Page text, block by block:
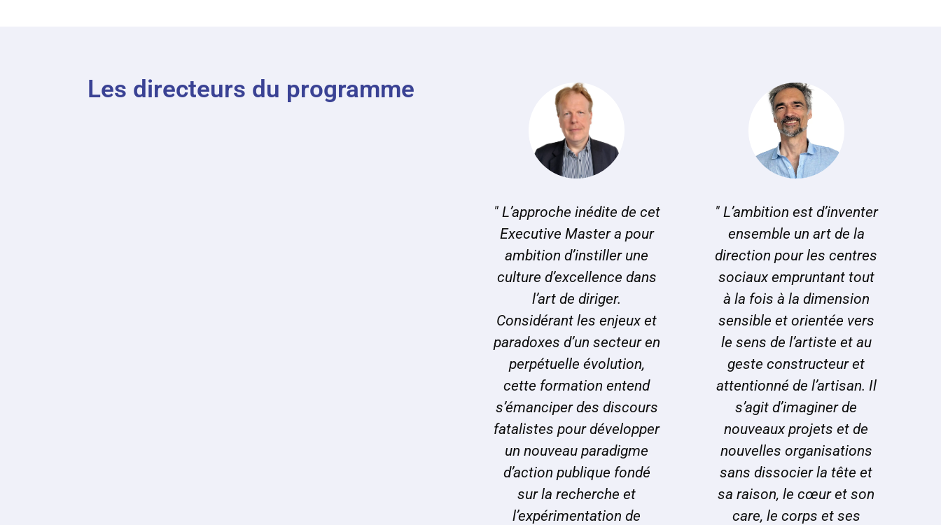
Les directeurs du programme
" L’approche inédite de cet
Executive Master a pour
ambition d’instiller une
culture d’excellence dans
l’art de diriger.
Considérant les enjeux et
paradoxes d’un secteur en
perpétuelle évolution,
cette formation entend
s’émanciper des discours
fatalistes pour développer
un nouveau paradigme
d’action publique fondé
sur la recherche et
l’expérimentation de
" L’ambition est d’inventer
ensemble un art de la
direction pour les centres
sociaux empruntant tout
à la fois à la dimension
sensible et orientée vers
le sens de l’artiste et au
geste constructeur et
attentionné de l’artisan. Il
s’agit d’imaginer de
nouveaux projets et de
nouvelles organisations
sans dissocier la tête et
sa raison, le cœur et son
care, le corps et ses